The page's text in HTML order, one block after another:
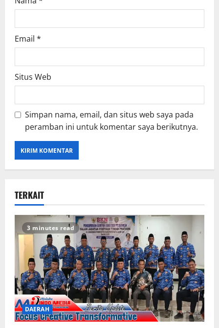
Email *
Situs Web
Simpan nama, email, dan situs web saya pada
peramban ini untuk komentar saya berikutnya.
TERKAIT
3 minutes read
DAERAH